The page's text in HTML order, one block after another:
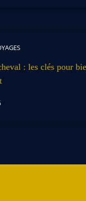
: les clés pour